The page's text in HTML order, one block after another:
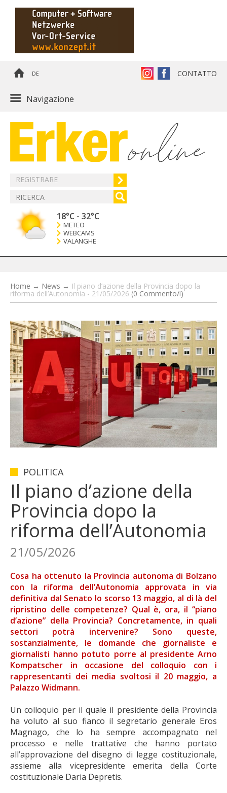
DE CONTATTO
Navigazione
REGISTRARE
18°C - 32°C
METEO
WEBCAMS
VALANGHE
Home → News → Il piano d’azione della Provincia dopo la
riforma dell’Autonomia - 21/05/2026 (0 Commento/i)
POLITICA
Il piano d’azione della
Provincia dopo la
riforma dell’Autonomia
21/05/2026
Cosa ha ottenuto la Provincia autonoma di Bolzano
con la riforma dell’Autonomia approvata in via
definitiva dal Senato lo scorso 13 maggio, al di là del
ripristino delle competenze? Qual è, ora, il “piano
d’azione” della Provincia? Concretamente, in quali
settori potrà intervenire? Sono queste,
sostanzialmente, le domande che giornaliste e
giornalisti hanno potuto porre al presidente Arno
Kompatscher in occasione del colloquio con i
rappresentanti dei media svoltosi il 20 maggio, a
Palazzo Widmann.
Un colloquio per il quale il presidente della Provincia
ha voluto al suo fianco il segretario generale Eros
Magnago, che lo ha sempre accompagnato nel
processo e nelle trattative che hanno portato
all’approvazione del disegno di legge costituzionale,
assieme alla vicepresidente emerita della Corte
costituzionale Daria Depretis.